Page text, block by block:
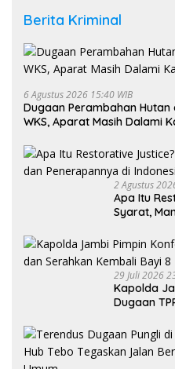
Berita Kriminal
6 Agustus 2026 15:40 WIB
Dugaan Perambahan
WKS, Aparat Masih Dalami
2 Agustus
Apa Itu
Syarat,
29 Juli 2026
Kapolda
Dugaan